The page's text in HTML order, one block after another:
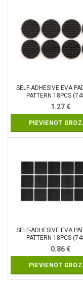
SELF-ADHESIVE EVA
PATTERN 18PCS
1.27€
PIEVIENOT
SELF-ADHESIVE EVA
PATTERN 18PCS
0.86€
PIEVIENOT